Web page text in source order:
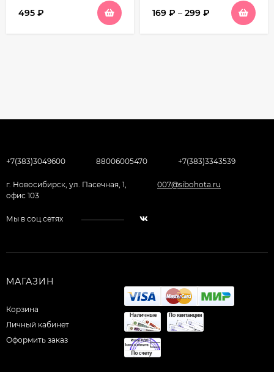
495 ₽ 169 ₽ – 299 ₽
+7(383)3049600 88006005470 +7(383)3343539
г. Новосибирск, ул. Пасечная, 1,
офис 103
007@sibohota.ru
Мы в соц.сетях
МАГАЗИН
Корзина
Личный кабинет
Оформить заказ